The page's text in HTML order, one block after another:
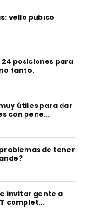
vello púbico
posiciones para
tanto.
útiles para dar
con pene...
de tener
invitar gente a
complet...